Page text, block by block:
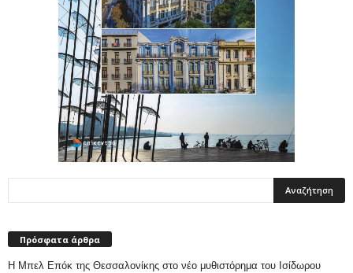
Πρόσφατα άρθρα
Η Μπελ Επόκ της Θεσσαλονίκης στο νέο μυθιστόρημα του Ισίδωρου